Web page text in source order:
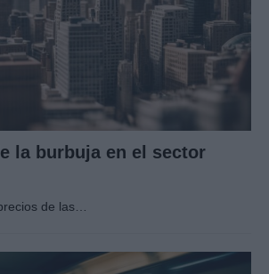
la burbuja en el sector
de las…